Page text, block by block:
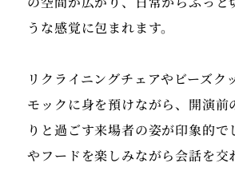
うな感覚に包まれます。
リクライニングチェアやビーズク
モックに身を預けながら、開演前
りと過ごす来場者の姿が印象的で
やフードを楽しみながら会話を交